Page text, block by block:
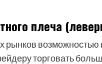
плеча
рынков
торговать